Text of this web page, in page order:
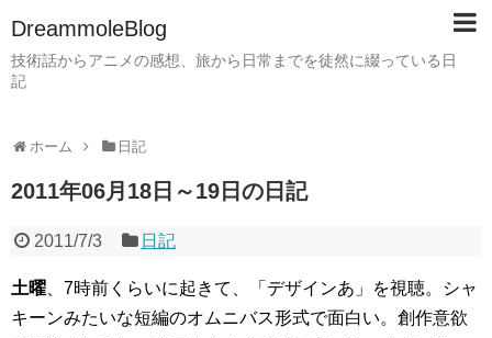
DreammoleBlog
技術話からアニメの感想、旅から日常までを徒然に綴っている日
記
ホーム 日記
2011年06月18日～19日の日記
2011/7/3 日記
土曜 、7時前くらいに起きて、「デザインあ」を視聴。シャ
キーンみたいな短編のオムニバス形式で面白い。創作意欲